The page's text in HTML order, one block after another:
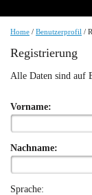
Home / Benutzerprofil /
Registrierung
Alle Daten sind auf
Vorname:
Nachname:
Sprache: